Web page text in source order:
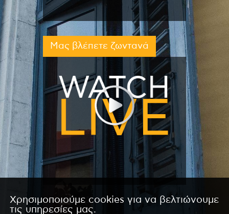
Μας βλέπετε ζωντανά
Χρησιμοποιούμε cookies για να βελτιώνουμε
τις υπηρεσίες μας.